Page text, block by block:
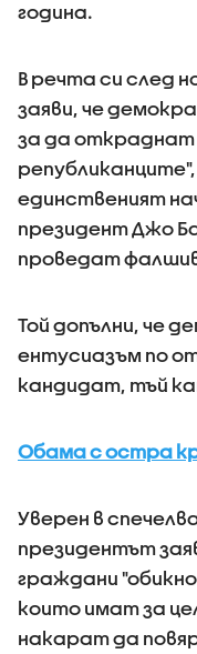
година.
В речта си след
заяви, че
за да
единственият
президент Джо
проведат
Той допълни, че
ентусиазъм по
кандидат, тъй
Обама с остра
Уверен в
президентът
граждани
които имат за
накарат да